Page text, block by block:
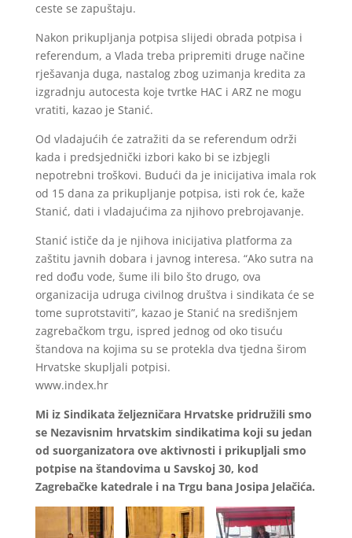
ceste se zapuštaju.
Nakon prikupljanja potpisa slijedi obrada potpisa i
referendum, a Vlada treba pripremiti druge načine
rješavanja duga, nastalog zbog uzimanja kredita za
izgradnju autocesta koje tvrtke HAC i ARZ ne mogu
vratiti, kazao je Stanić.
Od vladajućih će zatražiti da se referendum održi
kada i predsjednički izbori kako bi se izbjegli
nepotrebni troškovi. Budući da je inicijativa imala rok
od 15 dana za prikupljanje potpisa, isti rok će, kaže
Stanić, dati i vladajućima za njihovo prebrojavanje.
Stanić ističe da je njihova inicijativa platforma za
zaštitu javnih dobara i javnog interesa. “Ako sutra na
red dođu vode, šume ili bilo što drugo, ova
organizacija udruga civilnog društva i sindikata će se
tome suprotstaviti”, kazao je Stanić na središnjem
zagrebačkom trgu, ispred jednog od oko tisuću
štandova na kojima su se protekla dva tjedna širom
Hrvatske skupljali potpisi.
www.index.hr
Mi iz Sindikata željezničara Hrvatske pridružili smo
se Nezavisnim hrvatskim sindikatima koji su jedan
od suorganizatora ove aktivnosti i prikupljali smo
potpise na štandovima u Savskoj 30, kod
Zagrebačke katedrale i na Trgu bana Josipa Jelačića.